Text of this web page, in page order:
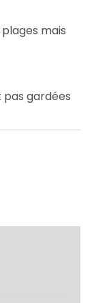
mais
pas gardées